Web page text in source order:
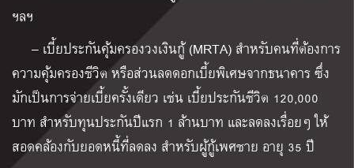
ฯลฯ
– เบี้ยประกันคุ้มครองวงเงินกู้ (MRTA) สำหรับคนที่ต้องการ
ความคุ้มครองชีวิต หรือส่วนลดดอกเบี้ยพิเศษจากธนาคาร ซึ่ง
มักเป็นการจ่ายเบี้ยครั้งเดียว เช่น เบี้ยประกันชีวิต 120,000
บาท สำหรับทุนประกันปีแรก 1 ล้านบาท และลดลงเรื่อยๆ ให้
สอดคล้องกับยอดหนี้ที่ลดลง สำหรับผู้กู้เพศชาย อายุ 35 ปี